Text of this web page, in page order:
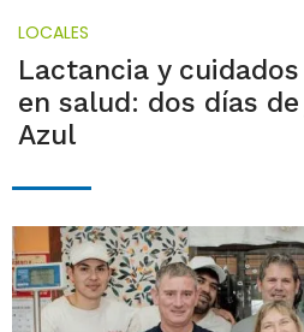
LOCALES
Lactancia y
en salud: dos días
Azul